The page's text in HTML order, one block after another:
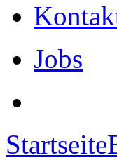
Jobs
Startseite